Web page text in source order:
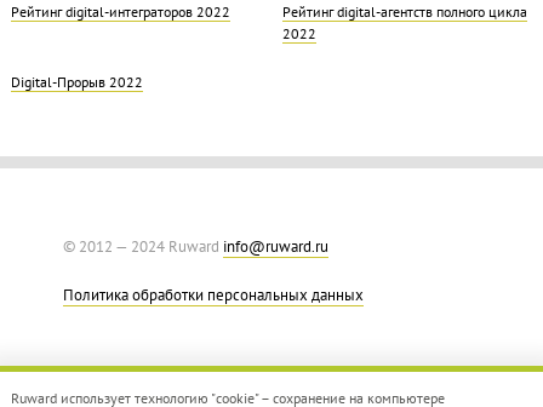
Рейтинг digital-интеграторов 2022
Рейтинг digital-агентств полного цикла
2022
Digital-Прорыв 2022
© 2012 — 2024 Ruward info@ruward.ru
Политика обработки персональных данных
Ruward использует технологию "cookie" – сохранение на компьютере